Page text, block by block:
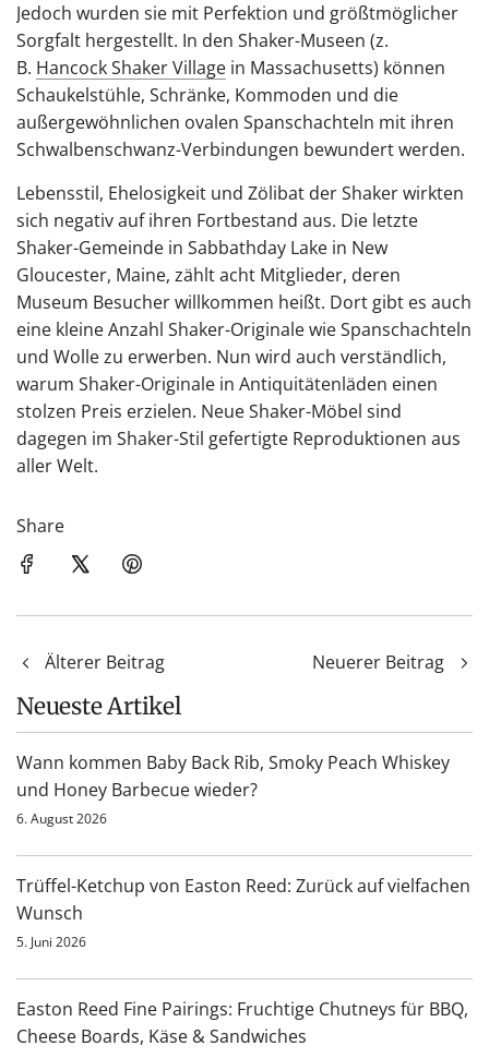
Jedoch wurden sie mit Perfektion und größtmöglicher
Sorgfalt hergestellt. In den Shaker-Museen (z.
B. Hancock Shaker Village in Massachusetts) können
Schaukelstühle, Schränke, Kommoden und die
außergewöhnlichen ovalen Spanschachteln mit ihren
Schwalbenschwanz-Verbindungen bewundert werden.
Lebensstil, Ehelosigkeit und Zölibat der Shaker wirkten
sich negativ auf ihren Fortbestand aus. Die letzte
Shaker-Gemeinde in Sabbathday Lake in New
Gloucester, Maine, zählt acht Mitglieder, deren
Museum Besucher willkommen heißt. Dort gibt es auch
eine kleine Anzahl Shaker-Originale wie Spanschachteln
und Wolle zu erwerben. Nun wird auch verständlich,
warum Shaker-Originale in Antiquitätenläden einen
stolzen Preis erzielen. Neue Shaker-Möbel sind
dagegen im Shaker-Stil gefertigte Reproduktionen aus
aller Welt.
Share
Älterer Beitrag Neuerer Beitrag
Neueste Artikel
Wann kommen Baby Back Rib, Smoky Peach Whiskey
und Honey Barbecue wieder?
6. August 2026
Trüffel-Ketchup von Easton Reed: Zurück auf vielfachen
Wunsch
5. Juni 2026
Easton Reed Fine Pairings: Fruchtige Chutneys für BBQ,
Cheese Boards, Käse & Sandwiches